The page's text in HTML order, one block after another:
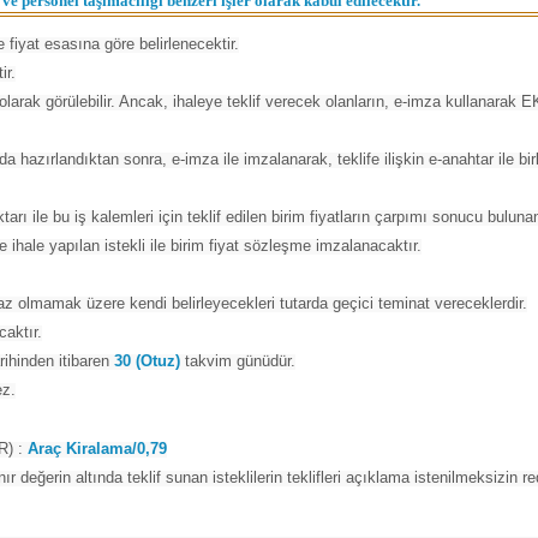
esasına göre belirlenecektir.
görülebilir. Ancak, ihaleye teklif verecek olanların, e-imza kullanarak
hazırlandıktan sonra, e-imza ile imzalanarak, teklife ilişkin e-anahtar ile
ile bu iş kalemleri için teklif edilen birim fiyatların çarpımı sonucu
yapılan istekli ile birim fiyat sözleşme imzalanacaktır.
olmamak üzere kendi belirleyecekleri tutarda geçici teminat vereceklerdir.
itibaren 30 (Otuz) takvim günüdür.
: Araç Kiralama/0,79
değerin altında teklif sunan isteklilerin teklifleri açıklama istenilmeksizin